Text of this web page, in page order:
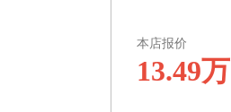
本店报价
13.49万